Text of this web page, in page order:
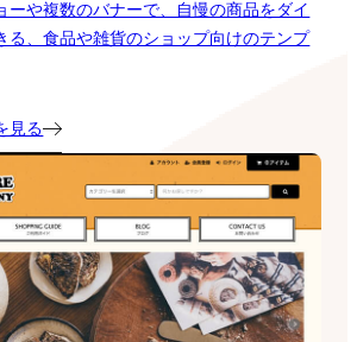
ーや複数のバナーで、自慢の商品をダイ
る、食品や雑貨のショップ向けのテンプ
見る